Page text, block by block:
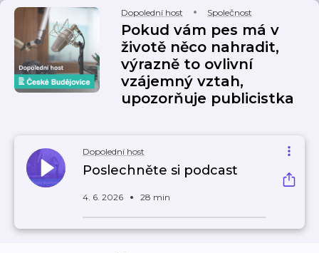
Dopolední host Společnost
Pokud vám pes má v
životě něco nahradit,
výrazně to ovlivní
vzájemný vztah,
upozorňuje publicistka
Dopolední host
Poslechněte si podcast
4. 6. 2026 28 min